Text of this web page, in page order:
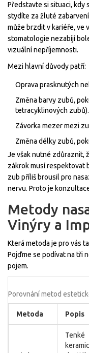
Představte si situaci, kdy
stydíte za žluté
může brzdit v kariéře, ve
stomatologie nezabíjí
vizuální nepříjemnosti.
Mezi hlavní důvody patří:
Oprava prasknutých
Změna barvy zubů,
tetracyklinových zubů).
Závorka mezer mezi
Změna délky zubů,
Je však nutné zdůraznit,
zákrok musí respektovat
zub příliš brousil pro
nervu. Proto je
Metody
Vinýry a
Která metoda je pro vás
Pojďme se podívat na tři
pojem.
Porovnání metod
Metoda Popis
Tenké